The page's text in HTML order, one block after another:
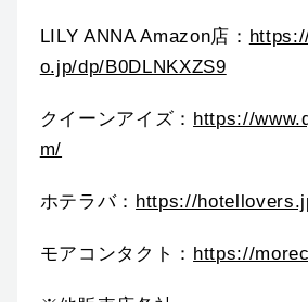
LILY ANNA Amazon店：
o.jp/dp/B0DLNKXZS9
クイーンアイズ： https://
m/
ホテラバ： https://
モアコンタクト： https://